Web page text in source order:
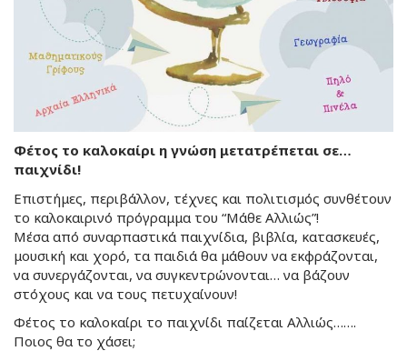
Φέτος το καλοκαίρι η γνώση μετατρέπεται σε…
παιχνίδι!
Επιστήμες, περιβάλλον, τέχνες και πολιτισμός συνθέτουν
το καλοκαιρινό πρόγραμμα του “Μάθε Αλλιώς”!
Μέσα από συναρπαστικά παιχνίδια, βιβλία, κατασκευές,
μουσική και χορό, τα παιδιά θα μάθουν να εκφράζονται,
να συνεργάζονται, να συγκεντρώνονται… να βάζουν
στόχους και να τους πετυχαίνουν!
Φέτος το καλοκαίρι το παιχνίδι παίζεται Αλλιώς…….
Ποιος θα το χάσει;